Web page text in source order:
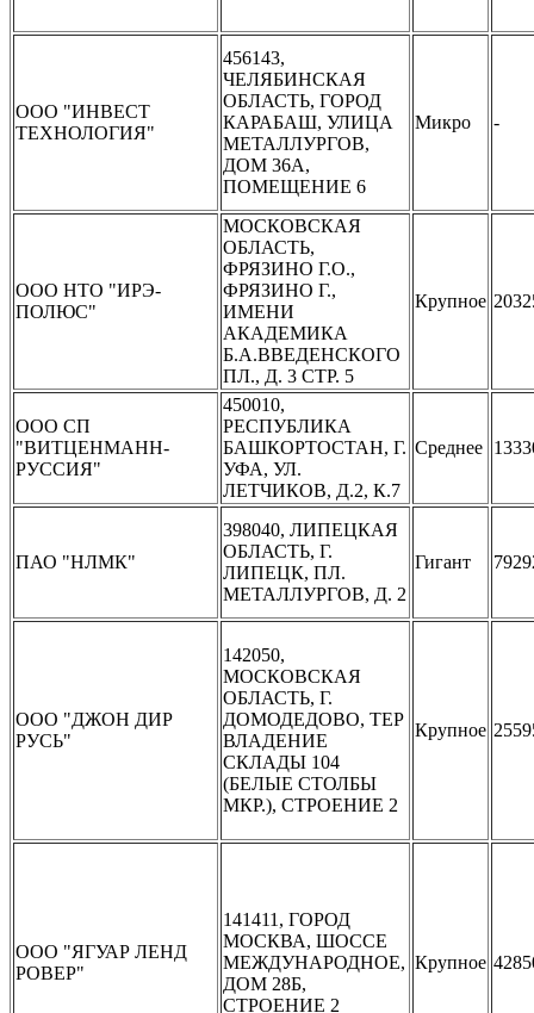
ООО "ИНВЕСТ
ТЕХНОЛОГИЯ"
456143,
ЧЕЛЯБИНСКАЯ
ОБЛАСТЬ, ГОРОД
КАРАБАШ, УЛИЦА
МЕТАЛЛУРГОВ,
ДОМ 36А,
ПОМЕЩЕНИЕ 6
Микро -
ООО НТО "ИРЭ-
ПОЛЮС"
МОСКОВСКАЯ
ОБЛАСТЬ,
ФРЯЗИНО Г.О.,
ФРЯЗИНО Г.,
ИМЕНИ
АКАДЕМИКА
Б.А.ВВЕДЕНСКОГО
ПЛ., Д. 3 СТР. 5
Крупное
ООО СП
"ВИТЦЕНМАНН-
РУССИЯ"
450010,
РЕСПУБЛИКА
БАШКОРТОСТАН, Г.
УФА, УЛ.
ЛЕТЧИКОВ, Д.2, К.7
Среднее
ПАО "НЛМК"
398040, ЛИПЕЦКАЯ
ОБЛАСТЬ, Г.
ЛИПЕЦК, ПЛ.
МЕТАЛЛУРГОВ, Д. 2
Гигант
ООО "ДЖОН ДИР
РУСЬ"
142050,
МОСКОВСКАЯ
ОБЛАСТЬ, Г.
ДОМОДЕДОВО, ТЕР
ВЛАДЕНИЕ
СКЛАДЫ 104
(БЕЛЫЕ СТОЛБЫ
МКР.), СТРОЕНИЕ 2
Крупное
ООО "ЯГУАР ЛЕНД
РОВЕР"
141411, ГОРОД
МОСКВА, ШОССЕ
МЕЖДУНАРОДНОЕ,
ДОМ 28Б,
СТРОЕНИЕ 2
Крупное